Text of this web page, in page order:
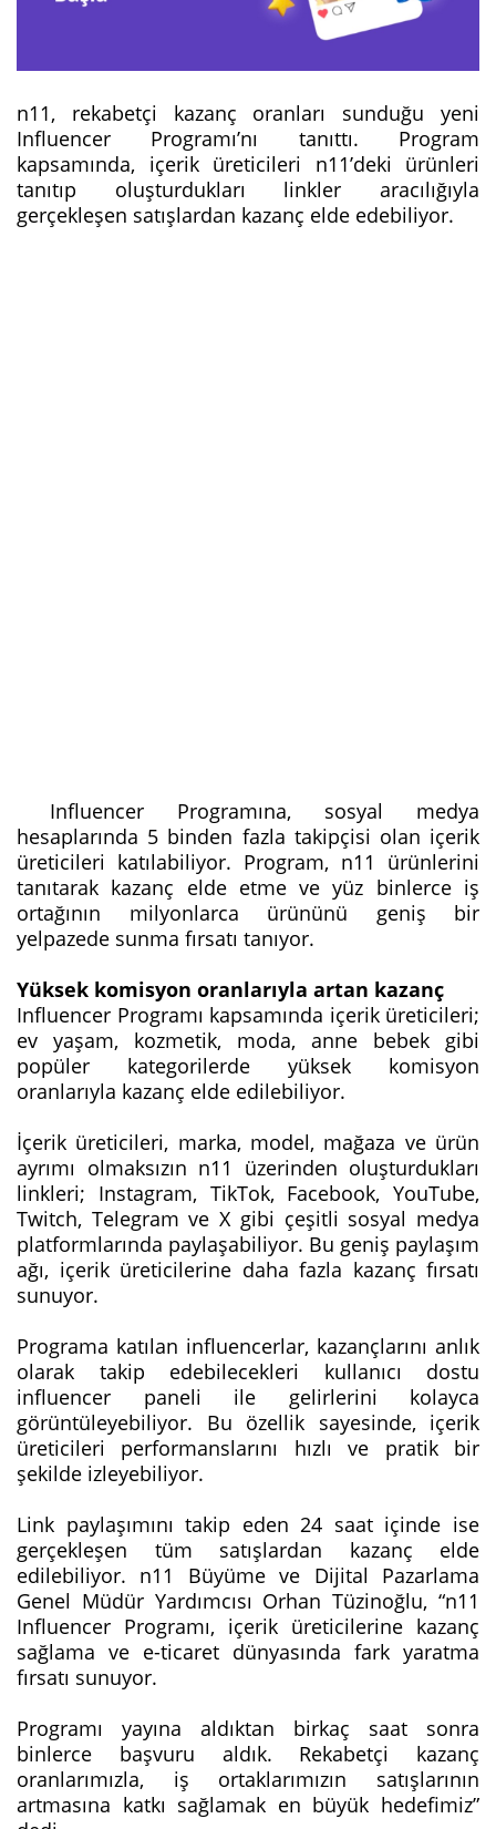
n11, rekabetçi kazanç oranları sunduğu yeni
Influencer Programı’nı tanıttı. Program
kapsamında, içerik üreticileri n11’deki ürünleri
tanıtıp oluşturdukları linkler aracılığıyla
gerçekleşen satışlardan kazanç elde edebiliyor.
Influencer Programına, sosyal medya
hesaplarında 5 binden fazla takipçisi olan içerik
üreticileri katılabiliyor. Program, n11 ürünlerini
tanıtarak kazanç elde etme ve yüz binlerce iş
ortağının milyonlarca ürününü geniş bir
yelpazede sunma fırsatı tanıyor.
Yüksek komisyon oranlarıyla artan kazanç
Influencer Programı kapsamında içerik üreticileri;
ev yaşam, kozmetik, moda, anne bebek gibi
popüler kategorilerde yüksek komisyon
oranlarıyla kazanç elde edilebiliyor.
İçerik üreticileri, marka, model, mağaza ve ürün
ayrımı olmaksızın n11 üzerinden oluşturdukları
linkleri; Instagram, TikTok, Facebook, YouTube,
Twitch, Telegram ve X gibi çeşitli sosyal medya
platformlarında paylaşabiliyor. Bu geniş paylaşım
ağı, içerik üreticilerine daha fazla kazanç fırsatı
sunuyor.
Programa katılan influencerlar, kazançlarını anlık
olarak takip edebilecekleri kullanıcı dostu
influencer paneli ile gelirlerini kolayca
görüntüleyebiliyor. Bu özellik sayesinde, içerik
üreticileri performanslarını hızlı ve pratik bir
şekilde izleyebiliyor.
Link paylaşımını takip eden 24 saat içinde ise
gerçekleşen tüm satışlardan kazanç elde
edilebiliyor. n11 Büyüme ve Dijital Pazarlama
Genel Müdür Yardımcısı Orhan Tüzinoğlu, “n11
Influencer Programı, içerik üreticilerine kazanç
sağlama ve e-ticaret dünyasında fark yaratma
fırsatı sunuyor.
Programı yayına aldıktan birkaç saat sonra
binlerce başvuru aldık. Rekabetçi kazanç
oranlarımızla, iş ortaklarımızın satışlarının
artmasına katkı sağlamak en büyük hedefimiz”